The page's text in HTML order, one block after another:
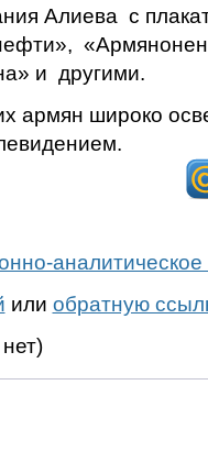
Алиева с
и другими.
армян широко
аналитическое
или обратную